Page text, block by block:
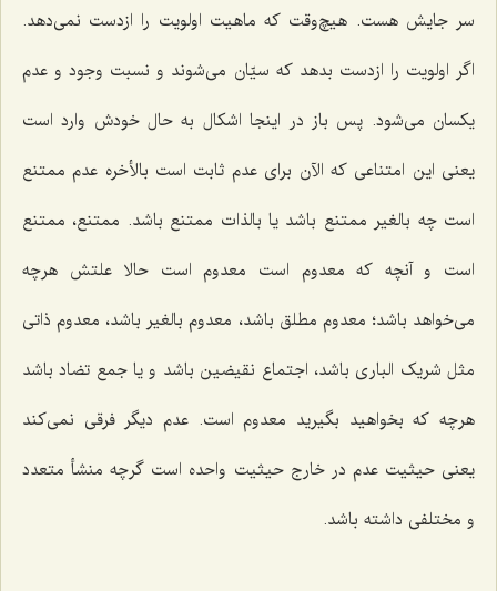
سر جایش هست. هیچ‌وقت که ماهیت اولویت را ازدست نمی‌دهد.
اگر اولویت را ازدست بدهد که سیّان می‌شوند و نسبت وجود و عدم
یکسان می‌شود. پس باز در اینجا اشکال به حال خودش وارد است
یعنی این امتناعی که الآن برای عدم ثابت است بالأخره عدم ممتنع
است چه بالغیر ممتنع باشد یا بالذات ممتنع باشد. ممتنع، ممتنع
است و آنچه که معدوم است معدوم است حالا علتش هرچه
می‌خواهد باشد؛ معدوم مطلق باشد، معدوم بالغیر باشد، معدوم ذاتی
مثل شریک الباری باشد، اجتماع نقیضین باشد و یا جمع تضاد باشد
هرچه که بخواهید بگیرید معدوم است. عدم دیگر فرقی نمی‌کند
یعنی حیثیت عدم در خارج حیثیت واحده است گرچه منشأ متعدد
و مختلفی داشته باشد.